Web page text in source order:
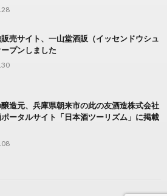
売サイト、一山堂酒販（イッセンドウシュ
プンしました
造元、兵庫県朝来市の此の友酒造株式会社
ータルサイト「日本酒ツーリズム」に掲載